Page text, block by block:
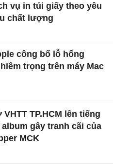
vụ in túi giấy theo yêu
chất lượng
công bố lỗ hổng
trọng trên máy Mac
VHTT TP.HCM lên tiếng
album gây tranh cãi của
MCK